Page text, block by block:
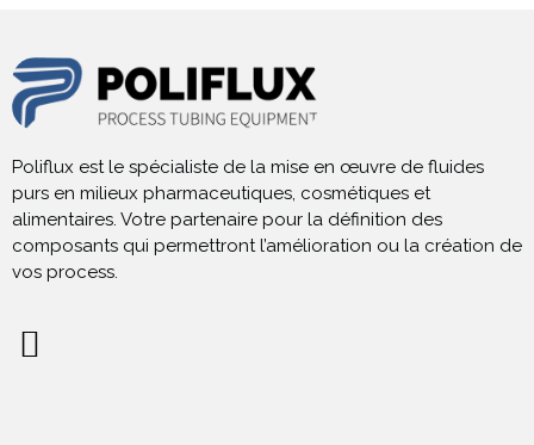
Poliflux est le spécialiste de la mise en œuvre de fluides
purs en milieux pharmaceutiques, cosmétiques et
alimentaires. Votre partenaire pour la définition des
composants qui permettront l’amélioration ou la création de
vos process.